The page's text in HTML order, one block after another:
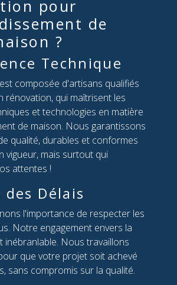
pour
de
?
Technique
composée d'artisans qualifiés
rénovation, qui maîtrisent les
et technologies en matière
de maison. Nous garantissons
qualité, durables et conformes
vigueur, mais surtout qui
attentes !
des Délais
l'importance de respecter les
Notre engagement envers la
inébranlable. Nous travaillons
que votre projet soit achevé
sans compromis sur la qualité.